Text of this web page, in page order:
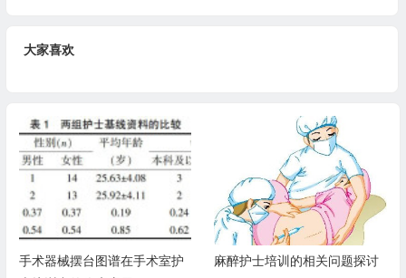
大家喜欢
手术器械摆台图谱在手术室护
麻醉护士培训的相关问题探讨